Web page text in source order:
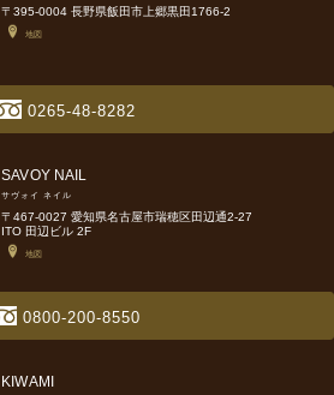
〒395-0004 長野県飯田市上郷黒田1766-2
地図
0265-48-8282
SAVOY NAIL
サヴォイ ネイル
〒467-0027 愛知県名古屋市瑞穂区田辺通2-27
ITO 田辺ビル 2F
地図
0800-200-8550
KIWAMI